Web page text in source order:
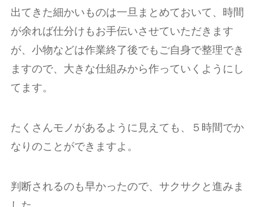
出てきた細かいものは一旦まとめておいて、時間
が余れば仕分けもお手伝いさせていただきます
が、小物などは作業終了後でもご自身で整理でき
ますので、大きな仕組みから作っていくようにし
てます。
たくさんモノがあるように見えても、５時間でか
なりのことができますよ。
判断されるのも早かったので、サクサクと進みま